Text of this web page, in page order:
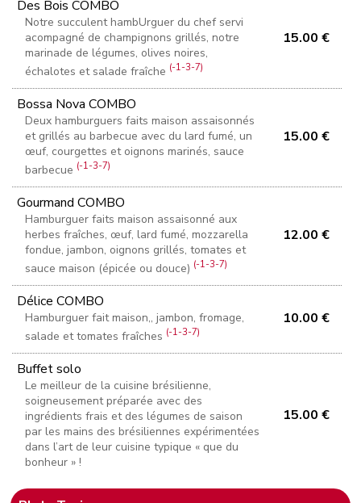
Des Bois COMBO
Notre succulent hambUrguer du chef servi
acompagné de champignons grillés, notre
marinade de légumes, olives noires,
échalotes et salade fraîche (-1-3-7)
15.00 €
Bossa Nova COMBO
Deux hamburguers faits maison assaisonnés
et grillés au barbecue avec du lard fumé, un
œuf, courgettes et oignons marinés, sauce
barbecue (-1-3-7)
15.00 €
Gourmand COMBO
Hamburguer faits maison assaisonné aux
herbes fraîches, œuf, lard fumé, mozzarella
fondue, jambon, oignons grillés, tomates et
sauce maison (épicée ou douce) (-1-3-7)
12.00 €
Délice COMBO
Hamburguer fait maison,, jambon, fromage,
salade et tomates fraîches (-1-3-7)
10.00 €
Buffet solo
Le meilleur de la cuisine brésilienne,
soigneusement préparée avec des
ingrédients frais et des légumes de saison
par les mains des brésiliennes expérimentées
dans l’art de leur cuisine typique « que du
bonheur » !
15.00 €